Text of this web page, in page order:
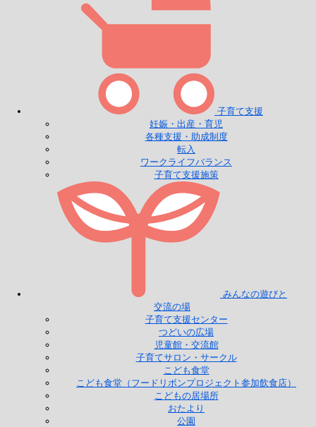
子育て支援
妊娠・出産・育児
各種支援・助成制度
転入
ワークライフバランス
子育て支援施策
みんなの遊びと
交流の場
子育て支援センター
つどいの広場
児童館・交流館
子育てサロン・サークル
こども食堂
こども食堂（フードリボンプロジェクト参加飲食店）
こどもの居場所
おたより
公園